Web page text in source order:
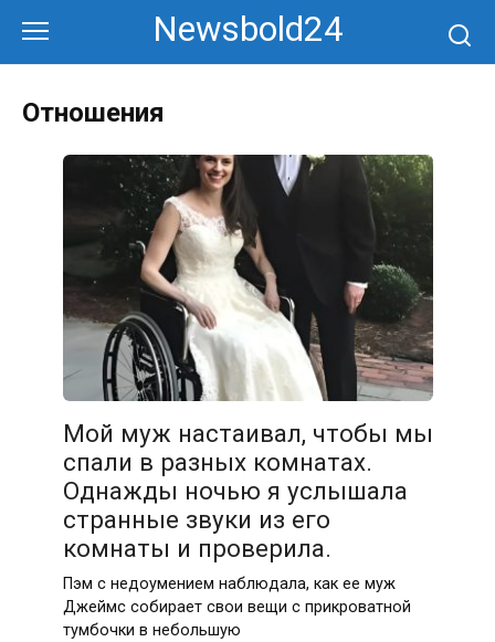
контенту
Newsbold24
Отношения
Мой муж настаивал, чтобы мы
спали в разных комнатах.
Однажды ночью я услышала
странные звуки из его
комнаты и проверила.
Пэм с недоумением наблюдала, как ее муж
Джеймс собирает свои вещи с прикроватной
тумбочки в небольшую